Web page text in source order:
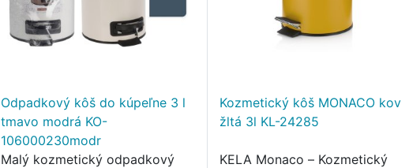
Odpadkový kôš do kúpeľne 3 l
tmavo modrá KO-
106000230modr
Malý kozmetický odpadkový
Kozmetický kôš MONACO kov
žltá 3l KL-24285
KELA Monaco – Kozmetický